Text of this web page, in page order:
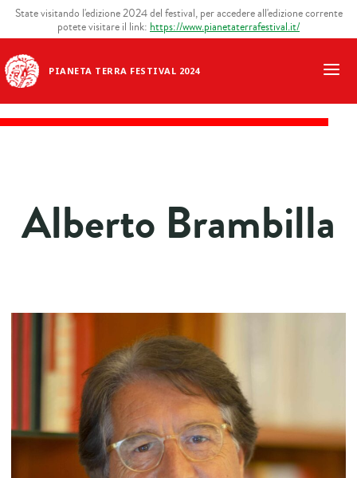
PIANETA TERRA FESTIVAL 2024
State visitando l'edizione 2024 del festival, per accedere all'edizione corrente
potete visitare il link: https://www.pianetaterrafestival.it/
Alberto Brambilla